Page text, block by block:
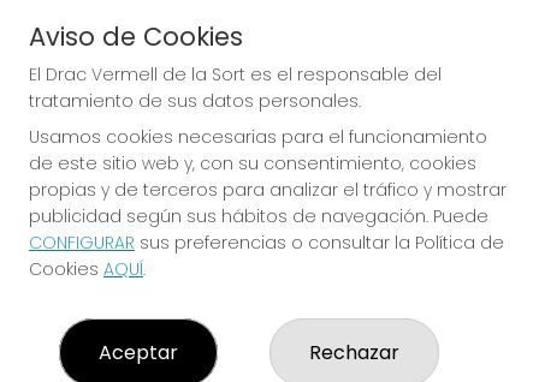
Imagen anterior
EL DRAC VERMELL DE LA SORT
¿Quiénes somos?
Comprar lotería
Contacto
Empresas
Aviso de Cookies
El Drac Vermell de la Sort es el responsable del
tratamiento de sus datos personales.
Usamos cookies necesarias para el funcionamiento
de este sitio web y, con su consentimiento, cookies
propias y de terceros para analizar el tráfico y mostrar
publicidad según sus hábitos de navegación. Puede
CONFIGURAR sus preferencias o consultar la Política de
Cookies AQUÍ.
Aceptar Rechazar